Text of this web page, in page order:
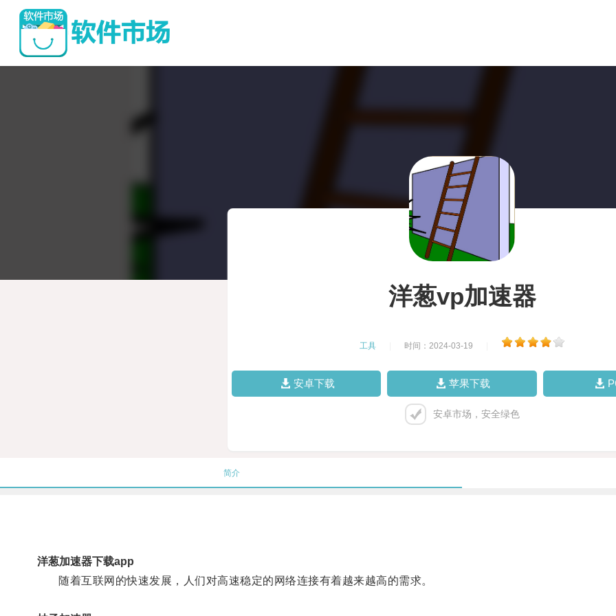
洋葱vp加速器
工具 时间：2024-03-19
安卓下载 苹果下载
安卓市场，安全绿色
简介
洋葱加速器下载app
随着互联网的快速发展，人们对高速稳定的网络连接有着越来越高的需求。